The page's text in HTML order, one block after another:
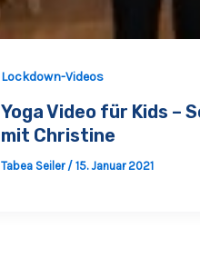
Lockdown-Videos
Yoga Video für Kids –
mit Christine
Tabea Seiler / 15. Januar 2021